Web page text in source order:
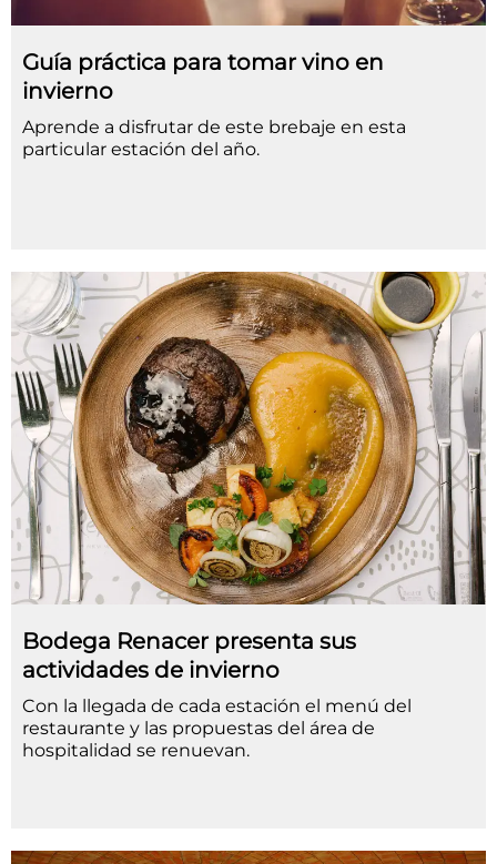
Guía práctica para tomar vino en
invierno
Aprende a disfrutar de este brebaje en esta
particular estación del año.
Bodega Renacer presenta sus
actividades de invierno
Con la llegada de cada estación el menú del
restaurante y las propuestas del área de
hospitalidad se renuevan.